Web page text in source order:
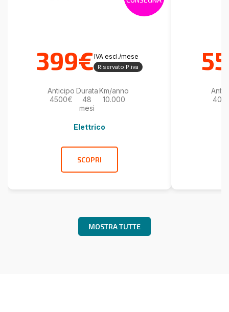
399€IVA escl./mese
Riservato P.iva
Anticipo
4500€
Durata
48
mesi
Km/anno
10.000
Elettrico
SCOPRI
MOSTRA TUTTE